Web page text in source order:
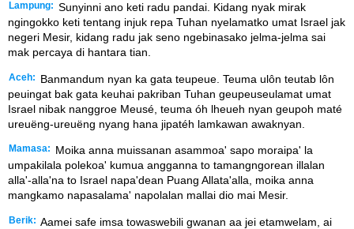
Lampung: Sunyinni ano keti radu pandai. Kidang nyak mirak
ngingokko keti tentang injuk repa Tuhan nyelamatko umat Israel jak
negeri Mesir, kidang radu jak seno ngebinasako jelma-jelma sai
mak percaya di hantara tian.
Aceh:
Banmandum nyan ka gata teupeue. Teuma ulôn teutab lôn
peuingat bak gata keuhai pakriban Tuhan geupeuseulamat umat
Israel nibak nanggroe Meusé, teuma óh lheueh nyan geupoh maté
ureuëng-ureuëng nyang hana jipatéh lamkawan awaknyan.
Mamasa:
Moika anna muissanan asammoa' sapo moraipa' la
umpakilala polekoa' kumua angganna to tamangngorean illalan
alla'-alla'na to Israel napa'dean Puang Allata'alla, moika anna
mangkamo napasalama' napolalan mallai dio mai Mesir.
Berik: Aamei safe imsa towaswebili gwanan aa jei etamwelam, ai